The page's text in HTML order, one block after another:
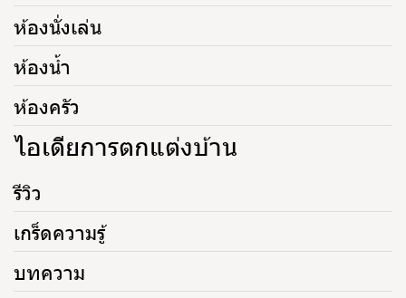
ห้องนั่งเล่น
ห้องน้ำ
ห้องครัว
ไอเดียการตกแต่งบ้าน
รีวิว
เกร็ดความรู้
บทความ